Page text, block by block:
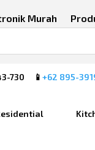
Murah
730 📱 +62 895-